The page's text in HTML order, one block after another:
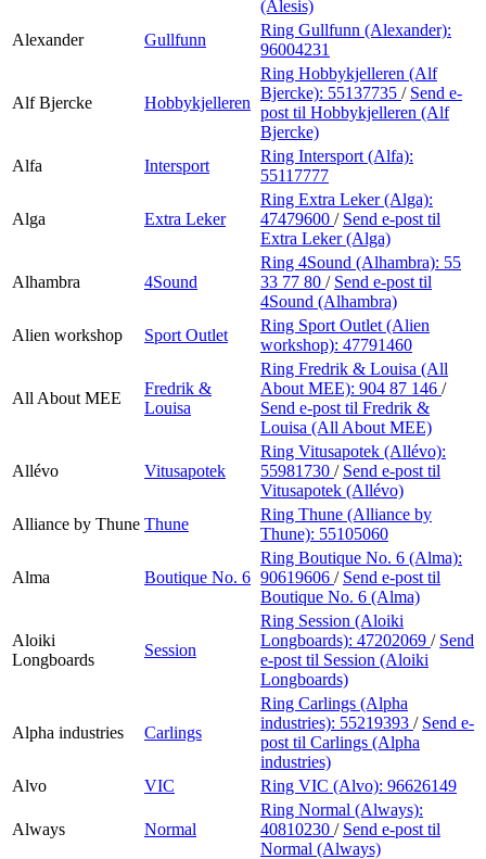
(Alesis)
Alexander
Gullfunn
Ring Gullfunn (Alexander):
96004231
Alf Bjercke Hobbykjelleren
Ring Hobbykjelleren (Alf
Bjercke): 55137735 / Send e-
post til Hobbykjelleren (Alf
Bjercke)
Alfa
Intersport
Ring Intersport (Alfa):
55117777
Alga Extra Leker
Ring Extra Leker (Alga):
47479600 / Send e-post til
Extra Leker (Alga)
Alhambra 4Sound
Ring 4Sound (Alhambra): 55
33 77 80 / Send e-post til
4Sound (Alhambra)
Alien workshop
Sport Outlet
Ring Sport Outlet (Alien
workshop): 47791460
All About MEE
Fredrik &
Louisa
Ring Fredrik & Louisa (All
About MEE): 904 87 146 /
Send e-post til Fredrik &
Louisa (All About MEE)
Allévo Vitusapotek
Ring Vitusapotek (Allévo):
55981730 / Send e-post til
Vitusapotek (Allévo)
Alliance by Thune Thune
Ring Thune (Alliance by
Thune): 55105060
Alma Boutique No. 6
Ring Boutique No. 6 (Alma):
90619606 / Send e-post til
Boutique No. 6 (Alma)
Aloiki
Longboards
Session
Ring Session (Aloiki
Longboards): 47202069 / Send
e-post til Session (Aloiki
Longboards)
Alpha industries Carlings
Ring Carlings (Alpha
industries): 55219393 / Send e-
post til Carlings (Alpha
industries)
Alvo
VIC Ring VIC (Alvo): 96626149
Always Normal
Ring Normal (Always):
40810230 / Send e-post til
Normal (Always)